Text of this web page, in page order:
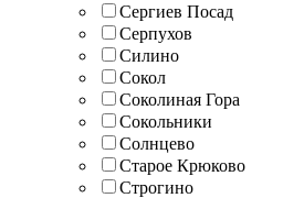
Сергиев Посад
Серпухов
Силино
Сокол
Соколиная Гора
Сокольники
Солнцево
Старое Крюково
Строгино